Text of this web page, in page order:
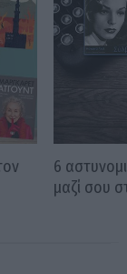
6
μαζί σου